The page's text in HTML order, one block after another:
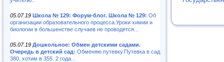
05.07.19 Школа № 129: Форум-блог. Школа № 129: Об
организации образовательного процесса.Уроки химии и
биологии в большенстве случаев не проводятся...
05.07.19 Дошкольное: Обмен детскими садами.
Очередь в детский сад: Обменяю путевку.Путевка в сад
380, хотим в 355. 2 года...